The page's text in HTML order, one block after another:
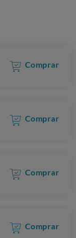
Comprar
Comprar
Comprar
Comprar